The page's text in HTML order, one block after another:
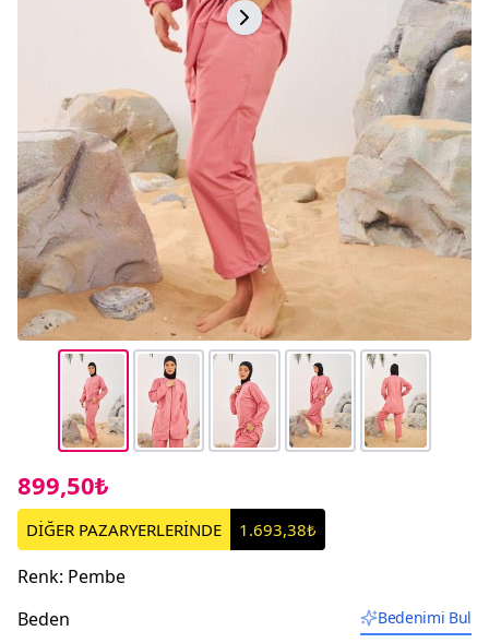
899,50₺
DİĞER PAZARYERLERİNDE 1.693,38₺
Renk: Pembe
Beden
Bedenimi Bul